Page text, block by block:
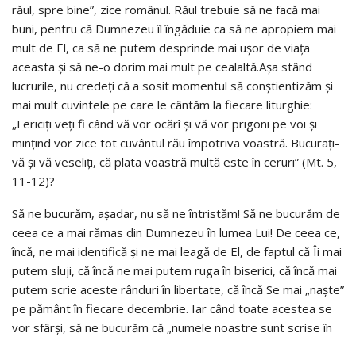
răul, spre bine”, zice românul. Răul trebuie să ne facă mai
buni, pentru că Dumnezeu îl îngăduie ca să ne apropiem mai
mult de El, ca să ne putem desprinde mai ușor de viața
aceasta și să ne-o dorim mai mult pe cealaltă.Așa stând
lucrurile, nu credeți că a sosit momentul să conștientizăm și
mai mult cuvintele pe care le cântăm la fiecare liturghie:
„Fericiți veți fi când vă vor ocărî și vă vor prigoni pe voi și
mințind vor zice tot cuvântul rău împotriva voastră. Bucurați-
vă și vă veseliți, că plata voastră multă este în ceruri” (Mt. 5,
11-12)?
Să ne bucurăm, așadar, nu să ne întristăm! Să ne bucurăm de
ceea ce a mai rămas din Dumnezeu în lumea Lui! De ceea ce,
încă, ne mai identifică și ne mai leagă de El, de faptul că Îi mai
putem sluji, că încă ne mai putem ruga în biserici, că încă mai
putem scrie aceste rânduri în libertate, că încă Se mai „naște”
pe pământ în fiecare decembrie. Iar când toate acestea se
vor sfârși, să ne bucurăm că „numele noastre sunt scrise în